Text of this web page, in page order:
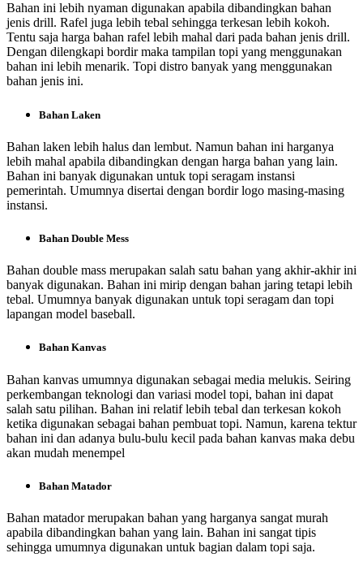
Bahan ini lebih nyaman digunakan apabila dibandingkan bahan
jenis drill. Rafel juga lebih tebal sehingga terkesan lebih kokoh.
Tentu saja harga bahan rafel lebih mahal dari pada bahan jenis drill.
Dengan dilengkapi bordir maka tampilan topi yang menggunakan
bahan ini lebih menarik. Topi distro banyak yang menggunakan
bahan jenis ini.
Bahan Laken
Bahan laken lebih halus dan lembut. Namun bahan ini harganya
lebih mahal apabila dibandingkan dengan harga bahan yang lain.
Bahan ini banyak digunakan untuk topi seragam instansi
pemerintah. Umumnya disertai dengan bordir logo masing-masing
instansi.
Bahan Double Mess
Bahan double mass merupakan salah satu bahan yang akhir-akhir ini
banyak digunakan. Bahan ini mirip dengan bahan jaring tetapi lebih
tebal. Umumnya banyak digunakan untuk topi seragam dan topi
lapangan model baseball.
Bahan Kanvas
Bahan kanvas umumnya digunakan sebagai media melukis. Seiring
perkembangan teknologi dan variasi model topi, bahan ini dapat
salah satu pilihan. Bahan ini relatif lebih tebal dan terkesan kokoh
ketika digunakan sebagai bahan pembuat topi. Namun, karena tektur
bahan ini dan adanya bulu-bulu kecil pada bahan kanvas maka debu
akan mudah menempel
Bahan Matador
Bahan matador merupakan bahan yang harganya sangat murah
apabila dibandingkan bahan yang lain. Bahan ini sangat tipis
sehingga umumnya digunakan untuk bagian dalam topi saja.